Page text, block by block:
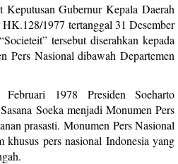
Keputusan Gubernur Kepala Daerah
1977 tertanggal 31 Desember
tersebut diserahkan kepada
Pers Nasional dibawah Departemen
1978 Presiden Soeharto
Soeka menjadi Monumen Pers
prasasti.Monumen Pers Nasional
khusus pers nasional Indonesia yang